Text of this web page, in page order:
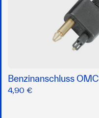
Benzinanschluss OMC
4,90 €